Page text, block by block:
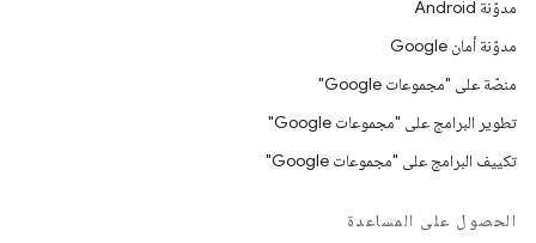
مدوّنة Android
مدوّنة أمان Google
منصّة على "مجموعات Google"
تطوير البرامج على "مجموعات Google"
تكييف البرامج على "مجموعات Google"
الحصول على المساعدة